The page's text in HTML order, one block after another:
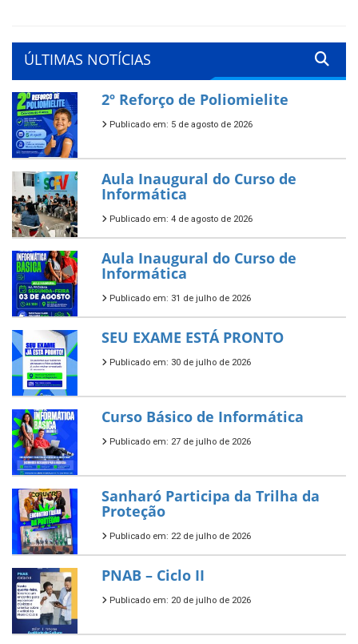
ÚLTIMAS NOTÍCIAS
2º Reforço de Poliomielite
Publicado em: 5 de agosto de 2026
Aula Inaugural do Curso de
Informática
Publicado em: 4 de agosto de 2026
Aula Inaugural do Curso de
Informática
Publicado em: 31 de julho de 2026
SEU EXAME ESTÁ PRONTO
Publicado em: 30 de julho de 2026
Curso Básico de Informática
Publicado em: 27 de julho de 2026
Sanharó Participa da Trilha da
Proteção
Publicado em: 22 de julho de 2026
PNAB – Ciclo II
Publicado em: 20 de julho de 2026